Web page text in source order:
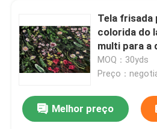
Sobre nós
Excursão da fábrica
Tela frisada
colorida do
multi para a
vestido de
MOQ：30yds
Preço：
Melhor preço